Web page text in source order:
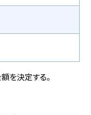
を決定する。